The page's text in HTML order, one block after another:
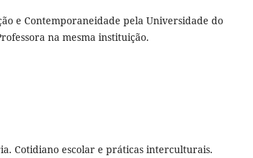
e Contemporaneidade pela Universidade do
na mesma instituição.
Cotidiano escolar e práticas interculturais.